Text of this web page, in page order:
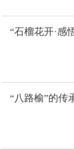
“石榴花开·感
“八路榆”的传